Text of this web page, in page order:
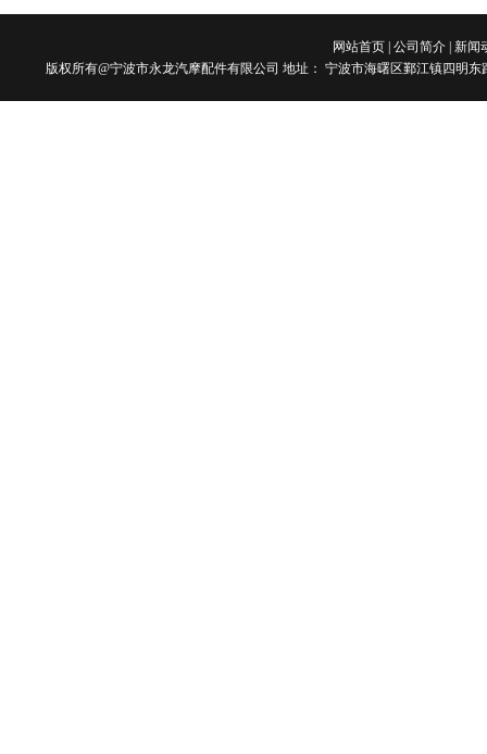
网站首页 公司简介 新闻
版权所有@宁波市永龙汽摩配件有限公司 地址： 宁波市海曙区鄞江镇四明东